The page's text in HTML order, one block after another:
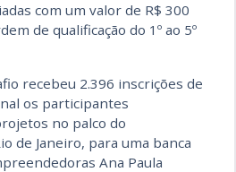
com um valor de R$ 300
de qualificação do 1º ao 5º
recebeu 2.396 inscrições de
os participantes
no palco do
de Janeiro, para uma banca
Ana Paula